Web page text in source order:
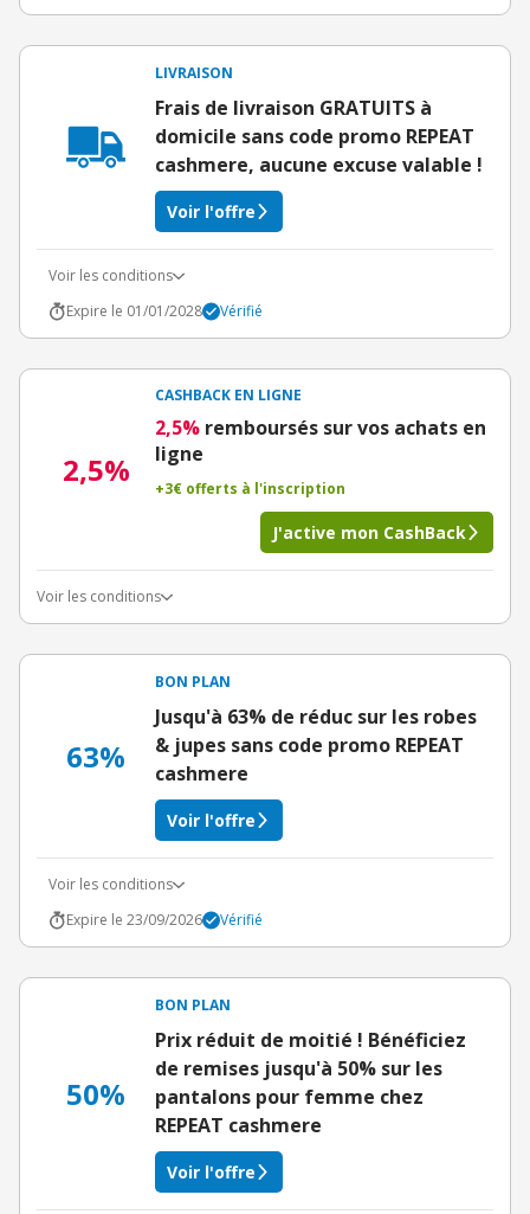
LIVRAISON
Frais de livraison GRATUITS à
domicile sans code promo REPEAT
cashmere, aucune excuse valable !
Voir l'offre
Voir les conditions
Expire le 01/01/2028
Vérifié
2,5%
CASHBACK EN LIGNE
2,5% remboursés sur vos achats en
ligne
+3€ offerts à l'inscription
J'active mon CashBack
Voir les conditions
63%
BON PLAN
Jusqu'à 63% de réduc sur les robes
& jupes sans code promo REPEAT
cashmere
Voir l'offre
Voir les conditions
Expire le 23/09/2026
Vérifié
50%
BON PLAN
Prix réduit de moitié ! Bénéficiez
de remises jusqu'à 50% sur les
pantalons pour femme chez
REPEAT cashmere
Voir l'offre